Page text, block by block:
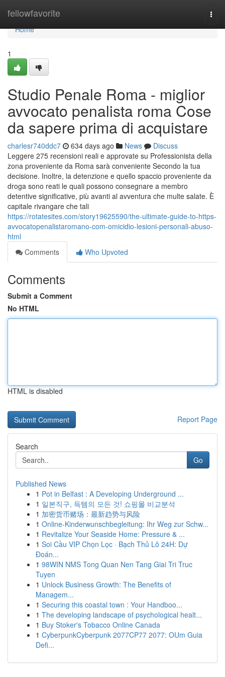
fellowfavorite
Home
Home
1
Studio Penale Roma - miglior
avvocato penalista roma Cose
da sapere prima di acquistare
charlesr740ddc7 634 days ago News
Discuss
Leggere 275 recensioni reali e approvate su Professionista della
zona proveniente da Roma sarà conveniente Secondo la tua
decisione. Inoltre, la detenzione e quello spaccio proveniente da
droga sono reati le quali possono consegnare a membro
detentive significative, più avanti al avventura che multe salate. È
capitale rivangare che tali
https://rotatesites.com/story19625590/the-ultimate-guide-to-https-
avvocatopenalistaromano-com-omicidio-lesioni-personali-abuso-
html
Comments
Who Upvoted
Comments
Submit a Comment
No HTML
HTML is disabled
Report Page
Search
Go
Published News
1 Pot in Belfast : A Developing Underground ...
1 일본직구, 득템의 모든 것! 쇼핑몰 비교분석
1 加密货币赌场：最新趋势与风险
1 Online-Kinderwunschbegleitung: Ihr Weg zur Schw...
1 Revitalize Your Seaside Home: Pressure & ...
1 Soi Cầu VIP Chọn Lọc · Bạch Thủ Lô 24H: Dự
Đoán...
1 98WIN NMS Tong Quan Nen Tang Giai Tri Truc
Tuyen
1 Unlock Business Growth: The Benefits of
Managem...
1 Securing this coastal town : Your Handboo...
1 The developing landscape of psychological healt...
1 Buy Stoker's Tobacco Online Canada
1 CyberpunkCyberpunk 2077CP77 2077: OUm Guia
Defi...